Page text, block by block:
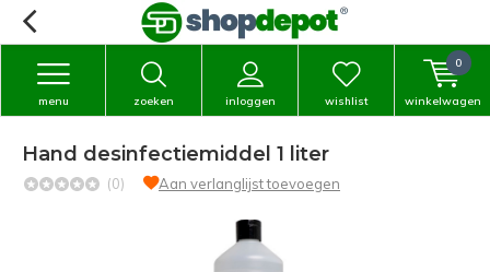
zoeken inloggen
menu wishlist winkelwagen
0
Hand desinfectiemiddel 1 liter
(0) Aan verlanglijst toevoegen